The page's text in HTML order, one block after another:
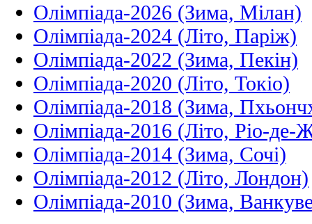
Олімпіада-2026 (Зима, Мілан)
Олімпіада-2024 (Літо, Паріж)
Олімпіада-2022 (Зима, Пекін)
Олімпіада-2020 (Літо, Токіо)
Олімпіада-2018 (Зима,
Олімпіада-2016 (Літо, Ріо-де-
Олімпіада-2014 (Зима, Сочі)
Олімпіада-2012 (Літо, Лондон)
Олімпіада-2010 (Зима,